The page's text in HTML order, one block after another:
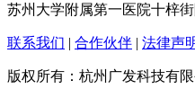
苏州大学附属第一医院十梓
联系我们 | 合作伙伴 | 法律声
版权所有：杭州广发科技有限